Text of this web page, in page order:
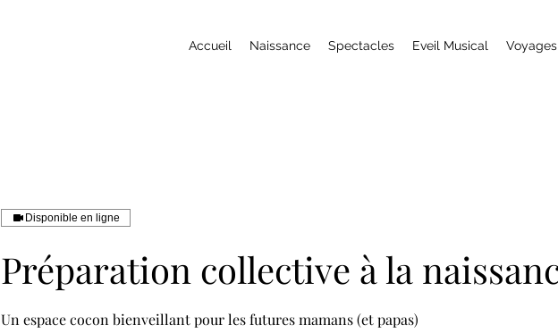
Accueil Naissance Spectacles Eveil Musical Voyages
Disponible en ligne
Préparation collective à la
Un espace cocon bienveillant pour les futures mamans (et papas)